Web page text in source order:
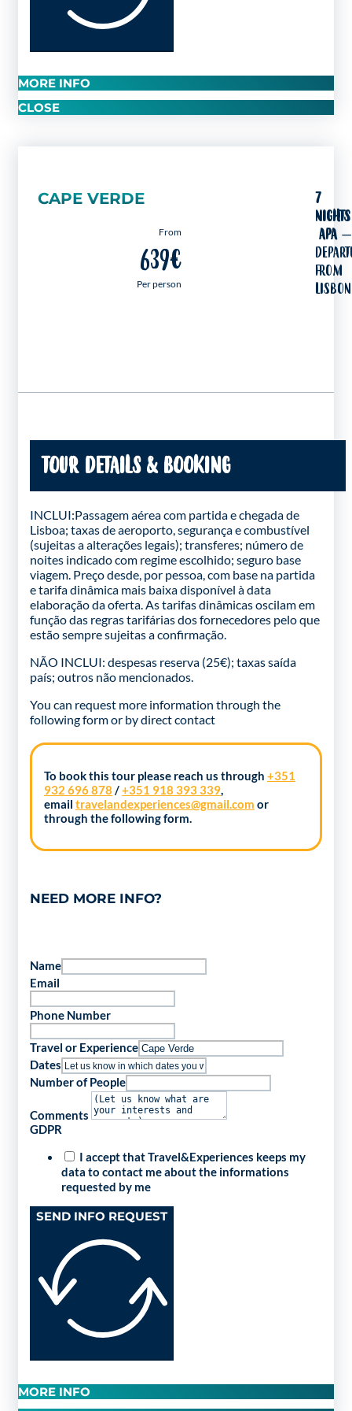
MORE INFO
CLOSE
CAPE VERDE
From
639€
Per person
7
NIGHTS
APA–
FROM
LISBON
MORE INFO
TOUR DETAILS & BOOKING
INCLUI:Passagem aérea com partida e chegada de
Lisboa; taxas de aeroporto, segurança e combustível
(sujeitas a alterações legais); transferes; número de
noites indicado com regime escolhido; seguro base
viagem. Preço desde, por pessoa, com base na partida
e tarifa dinâmica mais baixa disponível à data
elaboração da oferta. As tarifas dinâmicas oscilam em
função das regras tarifárias dos fornecedores pelo que
estão sempre sujeitas a confirmação.
NÃO INCLUI: despesas reserva (25€); taxas saída
país; outros não mencionados.
You can request more information through the
following formor by direct contact
To book this tour please reach us through +351
932 696 878 /+351 918 393 339,
email travelandexperiences@gmail.com or
through the following form.
NEED MORE INFO?
Name
Email
Phone Number
Travel or Experience
Dates
Number of People
Comments
GDPR
I accept that Travel&Experiences keeps my
data to contact me about the informations
requested by me
SEND INFO REQUEST